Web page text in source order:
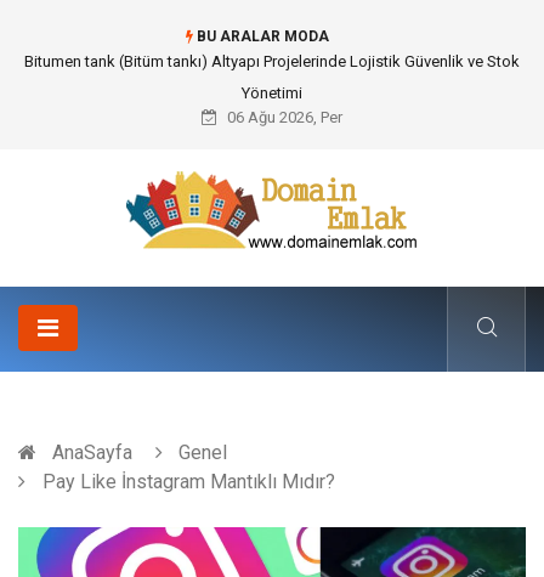
BU ARALAR MODA
Güvenilir Chip Satışı: Kesintisiz Poker Deneyimi İçin Profesyonel Destek
06 Ağu 2026, Per
AnaSayfa
Genel
Pay Like İnstagram Mantıklı Mıdır?